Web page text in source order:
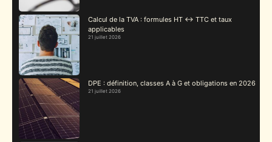
Calcul de la TVA : formules HT ↔ TTC et taux
applicables
21 juillet 2026
DPE : définition, classes A à G et obligations en 2026
21 juillet 2026